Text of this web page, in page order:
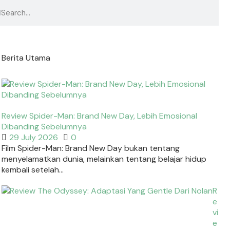
Berita Utama
Review Spider-Man: Brand New Day, Lebih Emosional
Dibanding Sebelumnya
29 July 2026
0
Film Spider-Man: Brand New Day bukan tentang
menyelamatkan dunia, melainkan tentang belajar hidup
kembali setelah...
R
e
vi
e